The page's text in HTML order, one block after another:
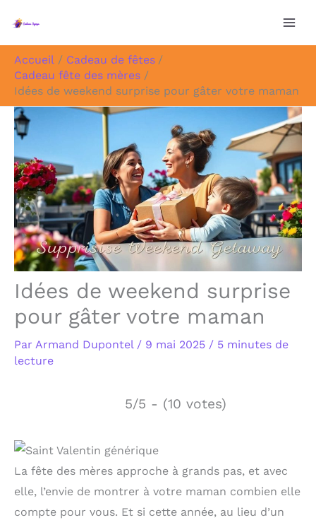
Accueil
Cadeau de fêtes
Cadeau fête des mères
Idées de weekend surprise pour gâter votre maman
Idées de weekend surprise
pour gâter votre maman
Par Armand Dupontel / 9 mai 2025 / 5 minutes de
lecture
5/5 - (10 votes)
La fête des mères approche à grands pas, et avec
elle, l’envie de montrer à votre maman combien elle
compte pour vous. Et si cette année, au lieu d’un